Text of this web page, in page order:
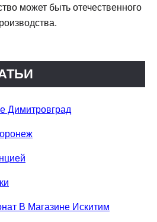
может быть отечественного
Димитровград
В Магазине Искитим